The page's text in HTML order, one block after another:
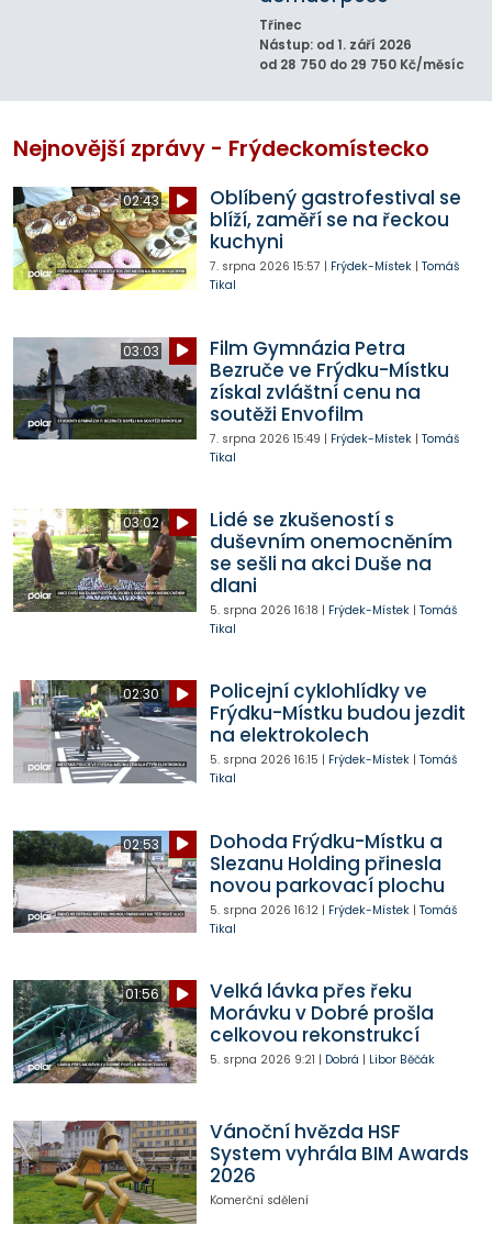
Třinec
Nástup: od 1. září 2026
od 28 750 do 29 750 Kč/měsíc
Nejnovější zprávy - Frýdeckomístecko
02:43
Oblíbený gastrofestival se
blíží, zaměří se na řeckou
kuchyni
7. srpna 2026 15:57 | Frýdek-Místek| Tomáš
Tikal
03:03
Film Gymnázia Petra
Bezruče ve Frýdku-Místku
získal zvláštní cenu na
soutěži Envofilm
7. srpna 2026 15:49 | Frýdek-Místek| Tomáš
Tikal
03:02
Lidé se zkušeností s
duševním onemocněním
se sešli na akci Duše na
dlani
5. srpna 2026 16:18 | Frýdek-Místek| Tomáš
Tikal
02:30
Policejní cyklohlídky ve
Frýdku-Místku budou jezdit
na elektrokolech
5. srpna 2026 16:15 | Frýdek-Místek| Tomáš
Tikal
02:53
Dohoda Frýdku-Místku a
Slezanu Holding přinesla
novou parkovací plochu
5. srpna 2026 16:12| Frýdek-Místek| Tomáš
Tikal
01:56
Velká lávka přes řeku
Morávku v Dobré prošla
celkovou rekonstrukcí
5. srpna 2026 9:21 | Dobrá | Libor Běčák
Vánoční hvězda HSF
System vyhrála BIM Awards
2026
Komerční sdělení